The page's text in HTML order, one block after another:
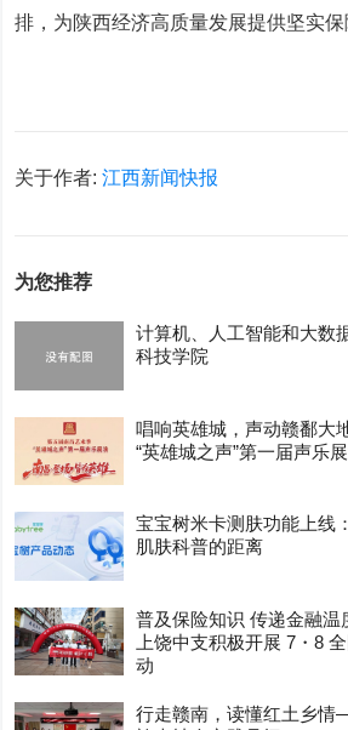
排，为陕西经济高质量发展提供坚实保
关于作者:江西新闻快报
为您推荐
计算机、人工智能和大数
科技学院
唱响英雄城，声动赣鄱大
“英雄城之声”第一届声乐
宝宝树米卡测肤功能上线
肌肤科普的距离
普及保险知识 传递金融
上饶中支积极开展 7・8
动
行走赣南，读懂红土乡情